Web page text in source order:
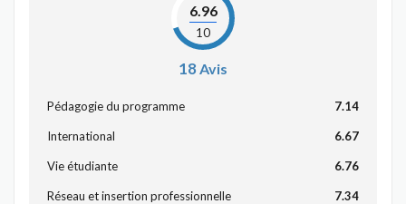
6.96
10
18Avis
Pédagogie du programme 7.14
International 6.67
Vie étudiante 6.76
Réseau et insertion professionnelle 7.34